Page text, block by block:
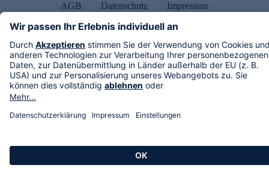
AGB Datenschutz Impressum
Alle Rechte vorbehalten. Alle Preise inkl. gesetzlicher MwSt., zzgl. Versandkosten.